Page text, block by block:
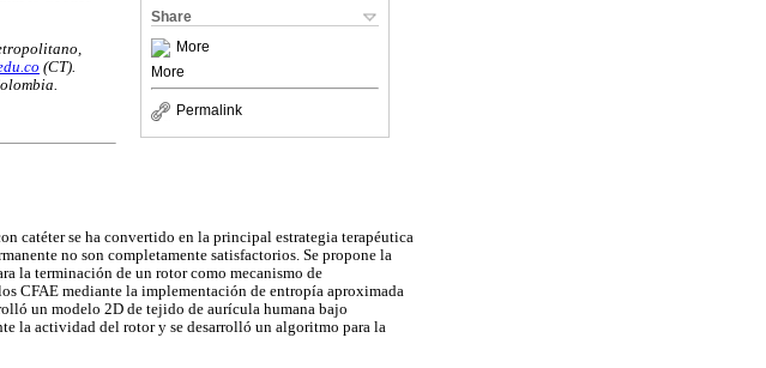
Share
More
More
Permalink
(CT).
catéter se ha convertido en la principal estrategia terapéutica
no son completamente satisfactorios. Se propone la
la terminación de un rotor como mecanismo de
CFAE mediante la implementación de entropía aproximada
un modelo 2D de tejido de aurícula humana bajo
la actividad del rotor y se desarrolló un algoritmo para la